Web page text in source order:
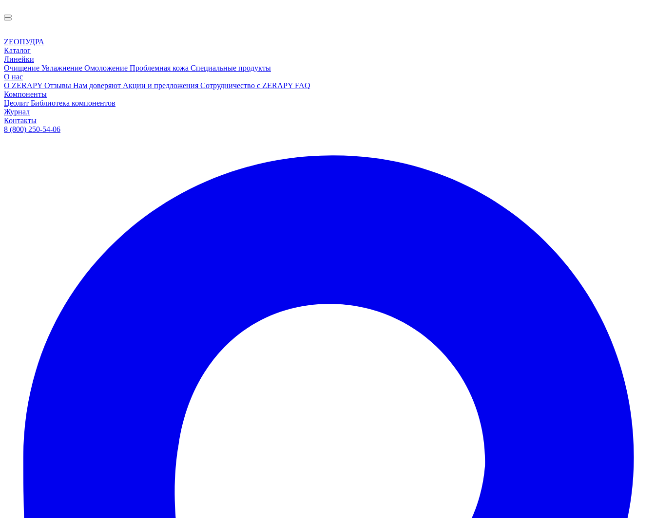
ZEOПУДРА
Каталог
Линейки
Очищение Увлажнение Омоложение Проблемная кожа Специальные продукты
О нас
О ZERAPY Отзывы Нам доверяют Акции и предложения Сотрудничество с ZERAPY FAQ
Компоненты
Цеолит Библиотека компонентов
Журнал
Контакты
8 (800) 250-54-06